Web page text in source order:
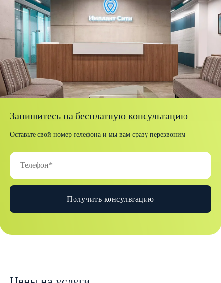
Запишитесь на бесплатную консультацию
Оставьте свой номер телефона и мы вам сразу перезвоним
Получить консультацию